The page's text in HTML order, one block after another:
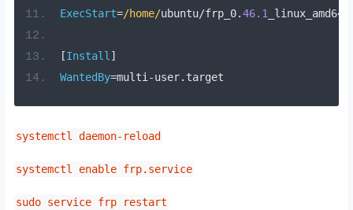
ExecStart=/home/ubuntu/frp_0.46.1 _linux_amd64
[Install ]
WantedBy=multi -user. target
systemctl daemon-reload
systemctl enable frp.service
sudo service frp restart